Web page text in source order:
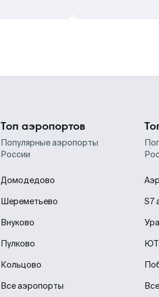
Топ аэропортов
Популярные аэропорты
России
Домодедово
Шереметьево
Внуково
Пулково
Кольцово
Все аэропорты
S7